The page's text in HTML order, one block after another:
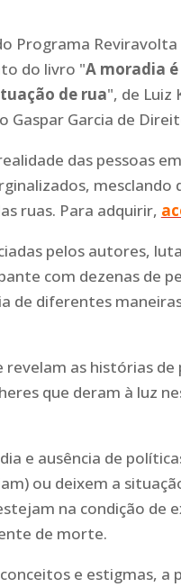
Programa
do livro "A moradia
de rua", de Luiz
Garcia de
das pessoas
mesclando
ruas. Para adquirir,
pelos autores,
com dezenas de
de diferentes
as histórias de
que deram à luz
e ausência de
ou deixem a
na condição de
de morte.
e estigmas, a